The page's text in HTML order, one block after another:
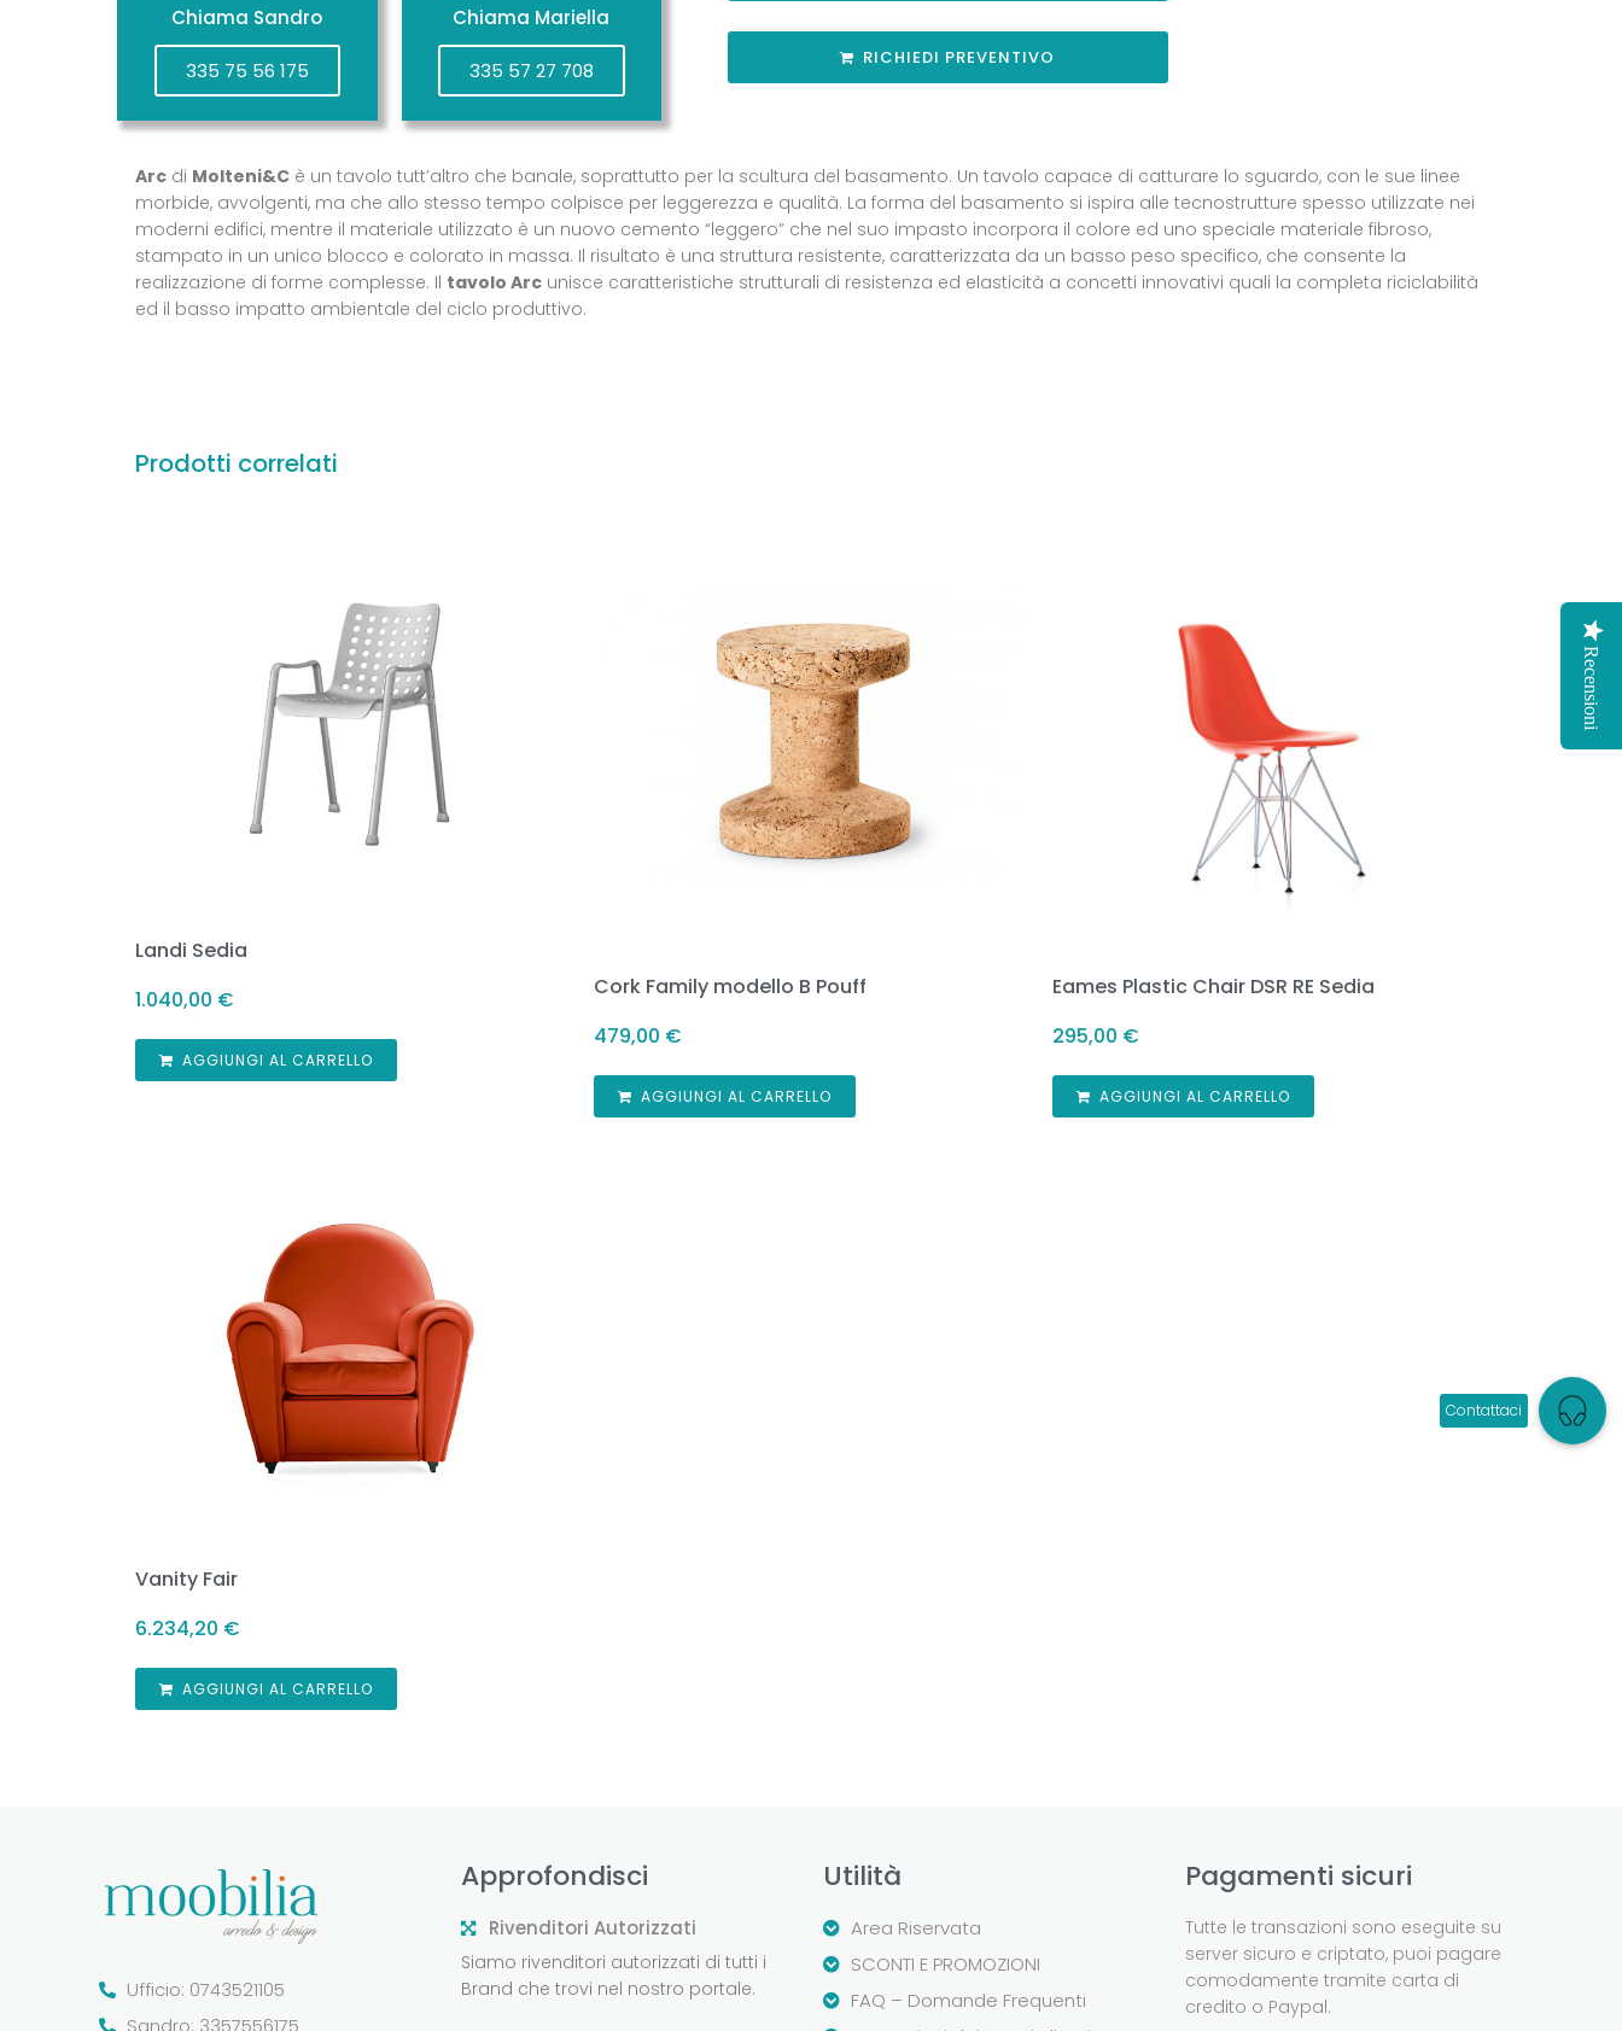
Chiama Sandro
335 75 56 175
Chiama Mariella
335 57 27 708 RICHIEDI PREVENTIVO
Arc di Molteni&C è un tavolo tutt’altro che banale, soprattutto per la scultura del basamento. Un tavolo capace di catturare lo sguardo, con le sue linee
morbide, avvolgenti, ma che allo stesso tempo colpisce per leggerezza e qualità. La forma del basamento si ispira alle tecnostrutture spesso utilizzate nei
moderni edifici, mentre il materiale utilizzato è un nuovo cemento “leggero” che nel suo impasto incorpora il colore ed uno speciale materiale fibroso,
stampato in un unico blocco e colorato in massa. Il risultato è una struttura resistente, caratterizzata da un basso peso specifico, che consente la
realizzazione di forme complesse. Il tavolo Arc unisce caratteristiche strutturali di resistenza ed elasticità a concetti innovativi quali la completa riciclabilità
ed il basso impatto ambientale del ciclo produttivo.
Prodotti correlati
Landi Sedia
1.040,00 €
AGGIUNGI AL CARRELLO
Cork Family modello B Pouff
479,00 €
AGGIUNGI AL CARRELLO
Eames Plastic Chair DSR RE Sedia
295,00 €
AGGIUNGI AL CARRELLO
Vanity Fair
6.234,20 €
AGGIUNGI AL CARRELLO
Ufficio: 0743521105
Sandro: 3357556175
Approfondisci
Rivenditori Autorizzati
Siamo rivenditori autorizzati di tutti i
Brand che trovi nel nostro portale.
Utilità
Area Riservata
SCONTI E PROMOZIONI
FAQ – Domande Frequenti
Pagamenti sicuri
Tutte le transazioni sono eseguite su
server sicuro e criptato, puoi pagare
comodamente tramite carta di
credito o Paypal.
Recensioni